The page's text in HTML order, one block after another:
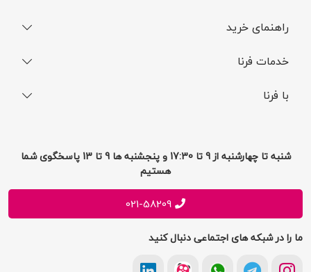
راهنمای خرید
فرایند ارسال سفارش
راهنمای خرید اقساطی
خدمات فرنا
افتخارات فرنا
شرایط و قوانین
با فرنا
فرصت های شغلی
پیشنهادات و انتقادات
شنبه تا چهارشنبه از 9 تا 17:30 و پنجشنبه ها 9 تا 13 پاسخگوی شما
هستیم
021-58209
ما را در شبکه های اجتماعی دنبال کنید